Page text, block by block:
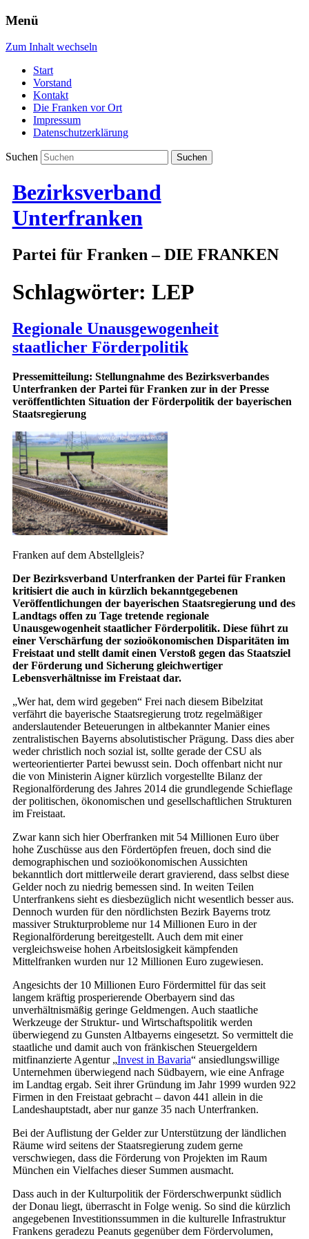
Menü
Zum Inhalt wechseln
Start
Vorstand
Kontakt
Die Franken vor Ort
Impressum
Datenschutzerklärung
Suchen
Bezirksverband
Unterfranken
Partei für Franken – DIE FRANKEN
Schlagwörter: LEP
Regionale Unausgewogenheit
staatlicher Förderpolitik
Pressemitteilung: Stellungnahme des Bezirksverbandes
Unterfranken der Partei für Franken zur in der Presse
veröffentlichten Situation der Förderpolitik der bayerischen
Staatsregierung
Franken auf dem Abstellgleis?
Der Bezirksverband Unterfranken der Partei für Franken
kritisiert die auch in kürzlich bekanntgegebenen
Veröffentlichungen der bayerischen Staatsregierung und des
Landtags offen zu Tage tretende regionale
Unausgewogenheit staatlicher Förderpolitik. Diese führt zu
einer Verschärfung der sozioökonomischen Disparitäten im
Freistaat und stellt damit einen Verstoß gegen das Staatsziel
der Förderung und Sicherung gleichwertiger
Lebensverhältnisse im Freistaat dar.
„Wer hat, dem wird gegeben“ Frei nach diesem Bibelzitat
verfährt die bayerische Staatsregierung trotz regelmäßiger
anderslautender Beteuerungen in altbekannter Manier eines
zentralistischen Bayerns absolutistischer Prägung. Dass dies aber
weder christlich noch sozial ist, sollte gerade der CSU als
werteorientierter Partei bewusst sein. Doch offenbart nicht nur
die von Ministerin Aigner kürzlich vorgestellte Bilanz der
Regionalförderung des Jahres 2014 die grundlegende Schieflage
der politischen, ökonomischen und gesellschaftlichen Strukturen
im Freistaat.
Zwar kann sich hier Oberfranken mit 54 Millionen Euro über
hohe Zuschüsse aus den Fördertöpfen freuen, doch sind die
demographischen und sozioökonomischen Aussichten
bekanntlich dort mittlerweile derart gravierend, dass selbst diese
Gelder noch zu niedrig bemessen sind. In weiten Teilen
Unterfrankens sieht es diesbezüglich nicht wesentlich besser aus.
Dennoch wurden für den nördlichsten Bezirk Bayerns trotz
massiver Strukturprobleme nur 14 Millionen Euro in der
Regionalförderung bereitgestellt. Auch dem mit einer
vergleichsweise hohen Arbeitslosigkeit kämpfenden
Mittelfranken wurden nur 12 Millionen Euro zugewiesen.
Angesichts der 10 Millionen Euro Fördermittel für das seit
langem kräftig prosperierende Oberbayern sind das
unverhältnismäßig geringe Geldmengen. Auch staatliche
Werkzeuge der Struktur- und Wirtschaftspolitik werden
überwiegend zu Gunsten Altbayerns eingesetzt. So vermittelt die
staatliche und damit auch von fränkischen Steuergeldern
mitfinanzierte Agentur „Invest in Bavaria“ ansiedlungswillige
Unternehmen überwiegend nach Südbayern, wie eine Anfrage
im Landtag ergab. Seit ihrer Gründung im Jahr 1999 wurden 922
Firmen in den Freistaat gebracht – davon 441 allein in die
Landeshauptstadt, aber nur ganze 35 nach Unterfranken.
Bei der Auflistung der Gelder zur Unterstützung der ländlichen
Räume wird seitens der Staatsregierung zudem gerne
verschwiegen, dass die Förderung von Projekten im Raum
München ein Vielfaches dieser Summen ausmacht.
Dass auch in der Kulturpolitik der Förderschwerpunkt südlich
der Donau liegt, überrascht in Folge wenig. So sind die kürzlich
angegebenen Investitionssummen in die kulturelle Infrastruktur
Frankens geradezu Peanuts gegenüber dem Fördervolumen,